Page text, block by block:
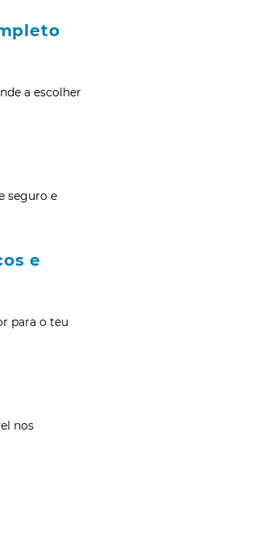
a escolher
seguro e
e
para o teu
nos